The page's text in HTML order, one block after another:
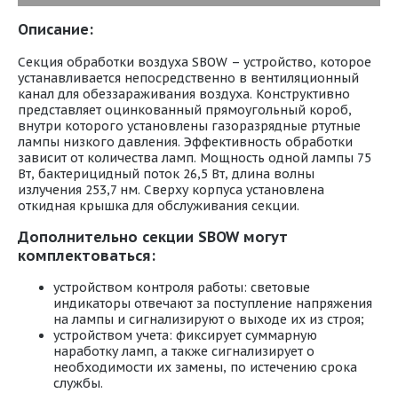
Описание:
Секция обработки воздуха SBOW – устройство, которое
устанавливается непосредственно в вентиляционный
канал для обеззараживания воздуха. Конструктивно
представляет оцинкованный прямоугольный короб,
внутри которого установлены газоразрядные ртутные
лампы низкого давления. Эффективность обработки
зависит от количества ламп. Мощность одной лампы 75
Вт, бактерицидный поток 26,5 Вт, длина волны
излучения 253,7 нм. Сверху корпуса установлена
откидная крышка для обслуживания секции.
Дополнительно секции SBOW могут
комплектоваться:
устройством контроля работы: световые
индикаторы отвечают за поступление напряжения
на лампы и сигнализируют о выходе их из строя;
устройством учета: фиксирует суммарную
наработку ламп, а также сигнализирует о
необходимости их замены, по истечению срока
службы.